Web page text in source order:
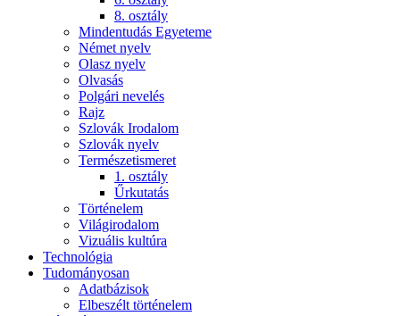
8. osztály
Mindentudás Egyeteme
Német nyelv
Olasz nyelv
Olvasás
Polgári nevelés
Rajz
Szlovák Irodalom
Szlovák nyelv
Természetismeret
1. osztály
Űrkutatás
Történelem
Világirodalom
Vizuális kultúra
Technológia
Tudományosan
Adatbázisok
Elbeszélt történelem